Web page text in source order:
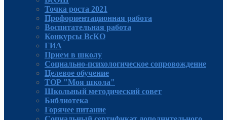
Точка роста 2021
Профориентационная работа
Воспитательная работа
Конкурсы ВсКО
ГИА
Прием в школу
Социально-психологическое сопровождение
Целевое обучение
ТОР "Моя школа"
Школьный методический совет
Библиотека
Горячее питание